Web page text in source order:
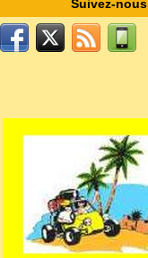
Suivez-nous